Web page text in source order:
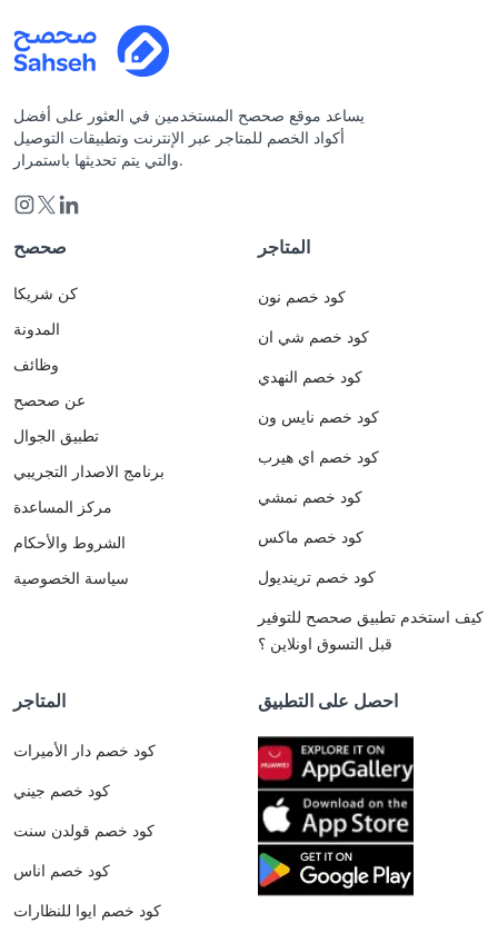
يساعد موقع صحصح المستخدمين في العثور على أفضل
أكواد الخصم للمتاجر عبر الإنترنت وتطبيقات التوصيل
والتي يتم تحديثها باستمرار.
صحصح
كن شريكا
المدونة
وظائف
عن صحصح
تطبيق الجوال
برنامج الاصدار التجريبي
مركز المساعدة
الشروط والأحكام
سياسة الخصوصية
المتاجر
كود خصم نون
كود خصم شي ان
كود خصم النهدي
كود خصم نايس ون
كود خصم اي هيرب
كود خصم نمشي
كود خصم ماكس
كود خصم ترينديول
كيف استخدم تطبيق صحصح للتوفير
قبل التسوق اونلاين ؟
المتاجر
كود خصم دار الأميرات
كود خصم جيني
كود خصم قولدن سنت
كود خصم اناس
كود خصم ايوا للنظارات
احصل على التطبيق